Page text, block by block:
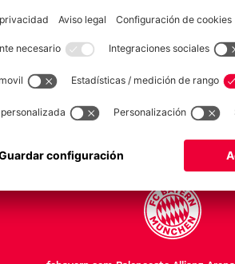
COLABORADOR
Masculino
FC Bayern Leyendas
FC Bayern World Squad